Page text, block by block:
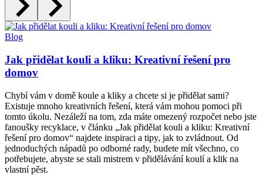
Blog
Jak přidělat kouli a kliku: Kreativní řešení pro
domov
Chybí vám v domě koule a kliky a chcete si je přidělat sami?
Existuje mnoho kreativních řešení, která vám mohou pomoci při
tomto úkolu. Nezáleží na tom, zda máte omezený rozpočet nebo jste
fanoušky recyklace, v článku „Jak přidělat kouli a kliku: Kreativní
řešení pro domov“ najdete inspiraci a tipy, jak to zvládnout. Od
jednoduchých nápadů po odborné rady, budete mít všechno, co
potřebujete, abyste se stali mistrem v přidělávání koulí a klik na
vlastní pěst.